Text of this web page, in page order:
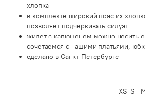
хлопка
в комплекте широкий пояс из
позволяет подчеркивать силуэт
жилет с капюшоном можно носить
сочетаемся с нашими платьями,
сделано в Санкт-Петербурге
XS S M